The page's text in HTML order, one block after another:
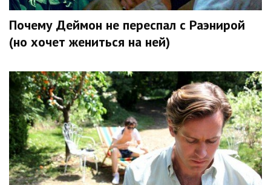
Почему Деймон не переспал с Раэнирой
(но хочет жениться на ней)